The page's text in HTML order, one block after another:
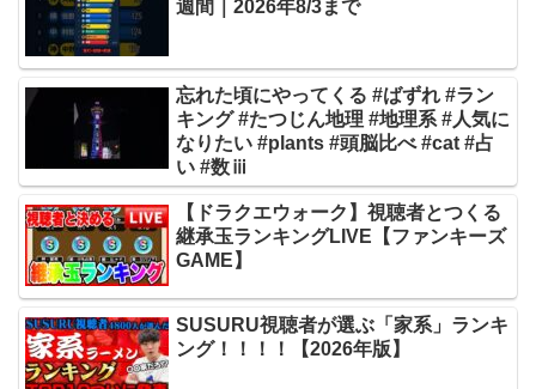
週間｜2026年8/3まで
忘れた頃にやってくる #ばずれ #ラン
キング #たつじん地理 #地理系 #人気に
なりたい #plants #頭脳比べ #cat #占
い #数ⅲ
【ドラクエウォーク】視聴者とつくる
継承玉ランキングLIVE【ファンキーズ
GAME】
SUSURU視聴者が選ぶ「家系」ランキ
ング！！！！【2026年版】